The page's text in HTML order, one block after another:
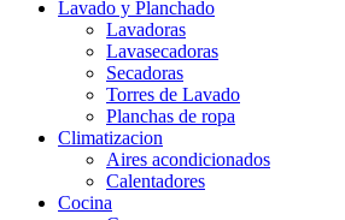
Lavado y Planchado
Lavadoras
Lavasecadoras
Secadoras
Torres de Lavado
Planchas de ropa
Climatizacion
Aires acondicionados
Calentadores
Cocina